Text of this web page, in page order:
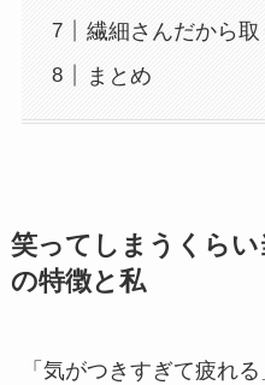
繊細さんだから
まとめ
笑ってしまうくら
の特徴と私
「気がつきすぎて疲れ